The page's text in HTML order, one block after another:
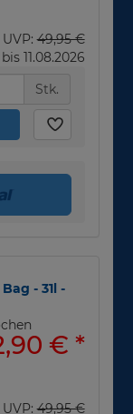
UVP:49,95 €
11.08.2026
Stk.
- 31l -
€ *
UVP:49,95 €